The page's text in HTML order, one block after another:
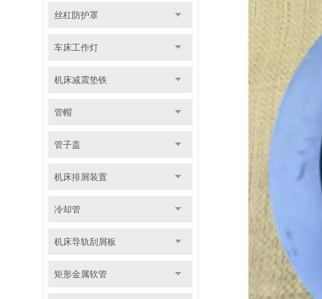
丝杠防护罩
车床工作灯
机床减震垫铁
管帽
管子盖
机床排屑装置
冷却管
机床导轨刮屑板
矩形金属软管